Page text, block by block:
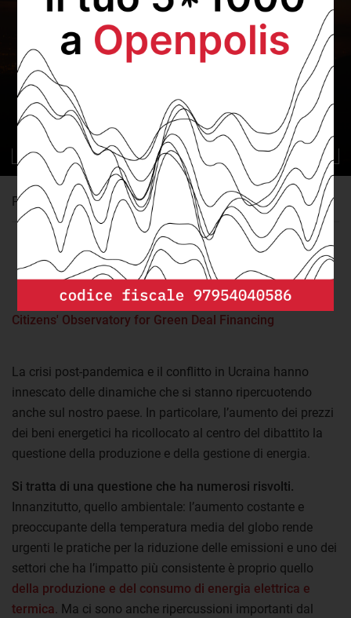
L'impatto dell'efficienza energetica
degli edifici
2. L’importanza dell’efficienza energetica
Partner
Citizens' Observatory for Green Deal Financing
La crisi post-pandemica e il conflitto in Ucraina hanno
innescato delle dinamiche che si stanno ripercuotendo
anche sul nostro paese. In particolare, l’aumento dei prezzi
dei beni energetici ha ricollocato al centro del dibattito la
questione della produzione e della gestione di energia.
Si tratta di una questione che ha numerosi risvolti.
Innanzitutto, quello ambientale: l’aumento costante e
preoccupante della temperatura media del globo rende
urgenti le pratiche per la riduzione delle emissioni e uno dei
settori che ha l’impatto più consistente è proprio quello
della produzione e del consumo di energia elettrica e
termica. Ma ci sono anche ripercussioni importanti dal